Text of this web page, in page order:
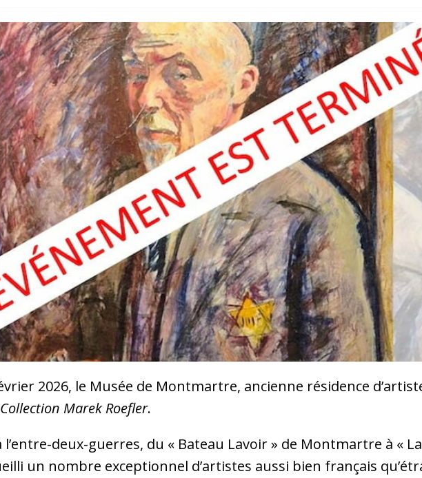
2026, le Musée de Montmartre, ancienne résidence
Collection Marek Roefler.
deux-guerres, du « Bateau Lavoir » de Montmartre à «
un nombre exceptionnel d’artistes aussi bien français